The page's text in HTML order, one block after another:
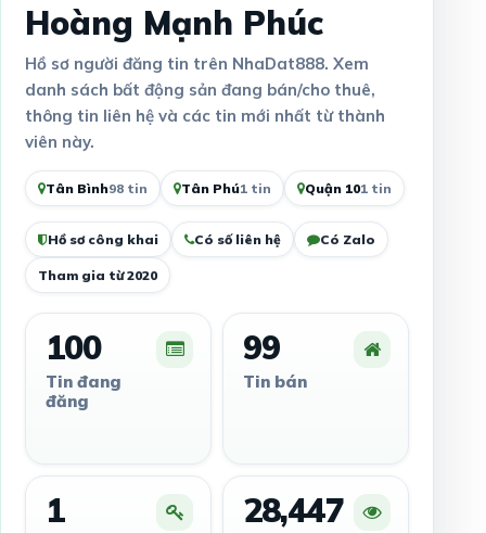
Hoàng Mạnh Phúc
Hồ sơ người đăng tin trên NhaDat888. Xem
danh sách bất động sản đang bán/cho thuê,
thông tin liên hệ và các tin mới nhất từ thành
viên này.
Tân Bình98 tin Tân Phú1 tin Quận 101 tin
Hồ sơ công khai Có số liên hệ Có Zalo
Tham gia từ 2020
100
Tin đang
đăng
99
Tin bán
1 28,447